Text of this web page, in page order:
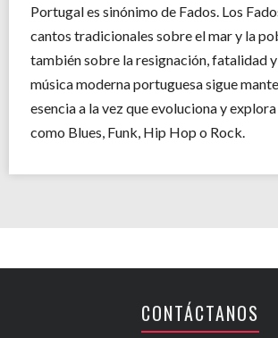
Portugal es sinónimo de Fados. Los
cantos tradicionales sobre el mar y la
también sobre la resignación, fatalidad
música moderna portuguesa sigue
esencia a la vez que evoluciona y
como Blues, Funk, Hip Hop o Rock.
CONTÁCTANOS